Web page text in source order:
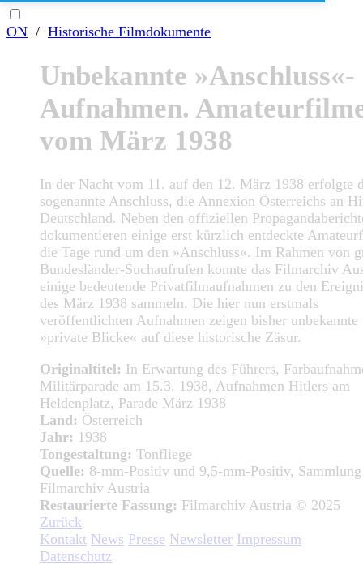
ON / Historische Filmdokumente
Unbekannte »Anschluss«-
Aufnahmen.
vom März 1938
In der Nacht vom 11. auf den 12. März 1938 erfolgte
sogenannte Anschluss, die Annexion Österreichs an
Deutschland. Neben den offiziellen
dokumentieren einige erst kürzlich entdeckte
die Tage rund um den »Anschluss«. Im Rahmen von
Bundesländer-Suchaufrufen konnte das Filmarchiv
einige bedeutende Privatfilmaufnahmen zu den
des März 1938 sammeln. Die hier nun erstmals
veröffentlichten Aufnahmen zeigen bisher unbekannte
»private Blicke« auf diese historische Zäsur.
Originaltitel: In Erwartung des Führers,
Militärparade am 15.3. 1938, Aufnahmen Hitlers am
Heldenplatz, Parade März 1938
Land: Österreich
Jahr: 1938
Tongestaltung: Tonfliege
Quelle: 8-mm-Positiv und 9,5-mm-Positiv, Sammlung
Filmarchiv Austria
Restaurierte Fassung: Filmarchiv Austria © 2025
Zurück
Kontakt News Presse Newsletter Impressum
Datenschutz